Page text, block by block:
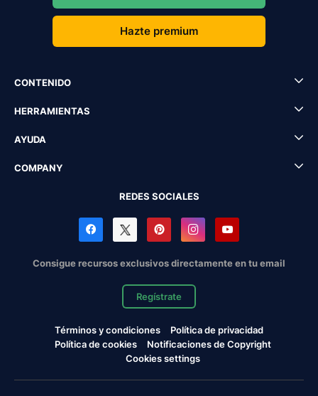
Hazte premium
CONTENIDO
HERRAMIENTAS
AYUDA
COMPANY
REDES SOCIALES
Consigue recursos exclusivos directamente en tu email
Regístrate
Términos y condiciones
Política de privacidad
Política de cookies
Notificaciones de Copyright
Cookies settings